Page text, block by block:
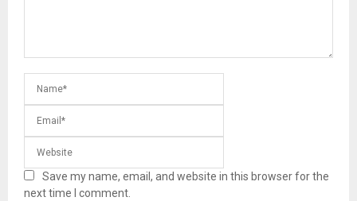
Save my name, email, and website in this browser for the
next time I comment.